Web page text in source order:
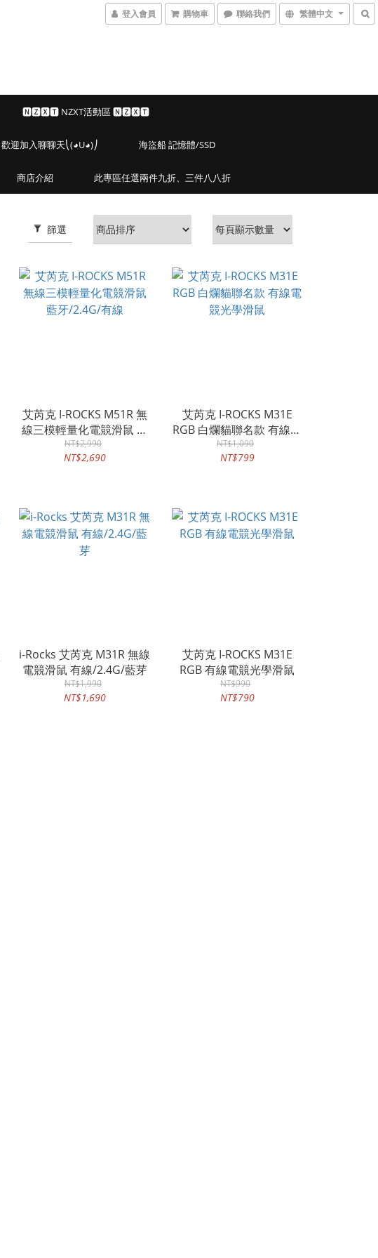
登入會員 購物車 聯絡我們 繁體中文
🅽🆉🆇🆃 NZXT活動區 🅽🆉🆇🆃
迎加入聊聊天⎝(◕U◕)⎠ 海盜船 記憶體/SSD
商店介紹 此專區任選兩件九折、三件八八折
篩選
艾芮克 I-ROCKS M51R 無
線三模輕量化電競滑鼠 藍
牙/2.4G/有線
NT$2,990
NT$2,690
艾芮克 I-ROCKS M31E
RGB 白爛貓聯名款 有線電
競光學滑鼠
NT$1,090
NT$799
i-Rocks 艾芮克 M31R 無線
電競滑鼠 有線/2.4G/藍芽
NT$1,990
NT$1,690
艾芮克 I-ROCKS M31E
RGB 有線電競光學滑鼠
NT$990
NT$790